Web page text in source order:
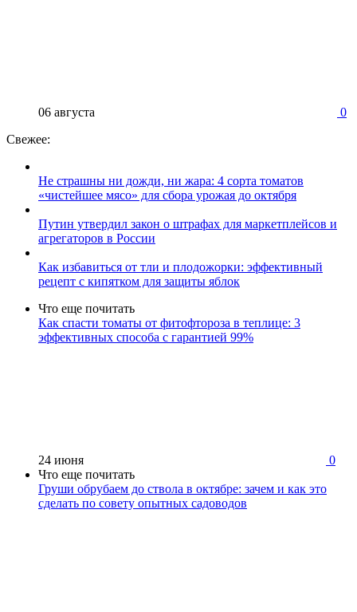
06 августа
0
Свежее:
Не страшны ни дожди, ни жара: 4 сорта томатов
«чистейшее мясо» для сбора урожая до октября
Путин утвердил закон о штрафах для маркетплейсов и
агрегаторов в России
Как избавиться от тли и плодожорки: эффективный
рецепт с кипятком для защиты яблок
Что еще почитать
Как спасти томаты от фитофтороза в теплице: 3
эффективных способа с гарантией 99%
24 июня
0
Что еще почитать
Груши обрубаем до ствола в октябре: зачем и как это
сделать по совету опытных садоводов